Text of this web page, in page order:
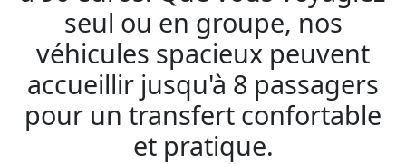
seul ou en groupe, nos
véhicules spacieux peuvent
accueillir jusqu'à 8 passagers
pour un transfert confortable
et pratique.